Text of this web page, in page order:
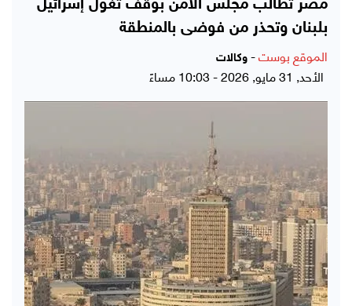
مصر تطالب مجلس الأمن بوقف تغول إسرائيل
بلبنان وتحذر من فوضى بالمنطقة
الموقع بوست- وكالات
الأحد, 31 مايو, 2026 - 10:03 مساءً